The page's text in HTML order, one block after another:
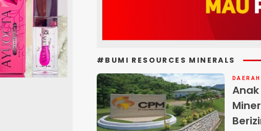
#BUMI RESOURCES MINERALS
DAERAH
Anak